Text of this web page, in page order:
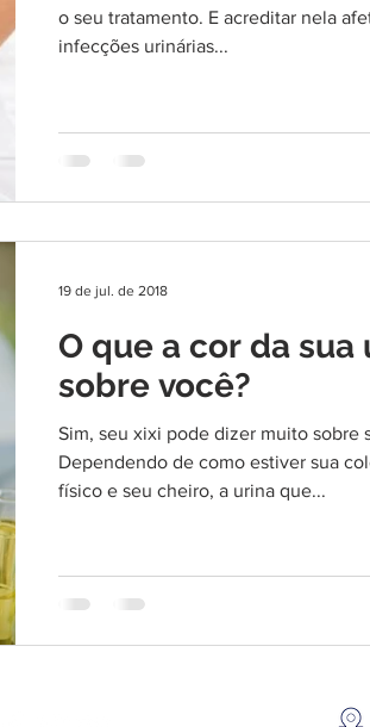
o seu tratamento. E acreditar nela
infecções urinárias...
O que a cor da sua
sobre você?
Sim, seu xixi pode dizer muito sobre
Dependendo de como estiver sua
físico e seu cheiro, a urina que...
19 de jul. de 2018